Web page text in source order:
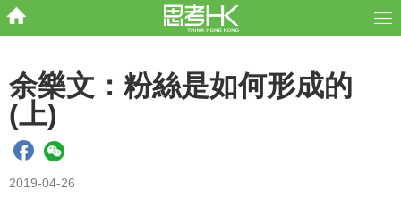
余樂文：粉絲是如何形成的
(上)
2019-04-26